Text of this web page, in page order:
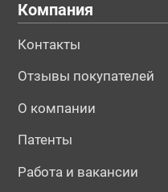
Компания
Контакты
Отзывы покупателей
О компании
Патенты
Работа и вакансии